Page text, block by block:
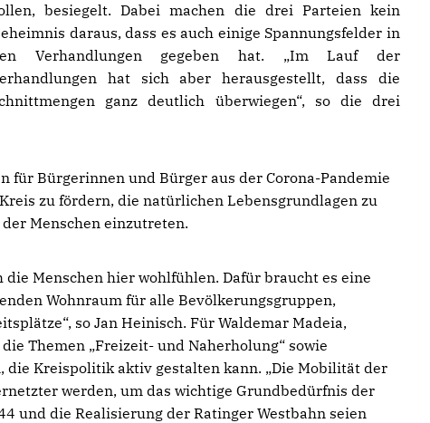
besiegelt. Dabei machen die drei Parteien kein
daraus, dass es auch einige Spannungsfelder in
Verhandlungen gegeben hat. „Im Lauf der
hat sich aber herausgestellt, dass die
ganz deutlich überwiegen“, so die drei
für Bürgerinnen und Bürger aus der Corona-Pandemie
zu fördern, die natürlichen Lebensgrundlagen zu
Menschen einzutreten.
Menschen hier wohlfühlen. Dafür braucht es eine
Wohnraum für alle Bevölkerungsgruppen,
so Jan Heinisch. Für Waldemar Madeia,
Themen „Freizeit- und Naherholung“ sowie
Kreispolitik aktiv gestalten kann. „Die Mobilität der
werden, um das wichtige Grundbedürfnis der
und die Realisierung der Ratinger Westbahn seien